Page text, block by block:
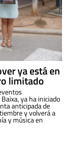
ya está en
limitado
ya ha iniciado
anticipada de
y volverá a
y música en